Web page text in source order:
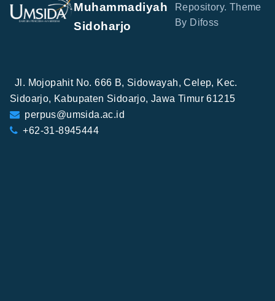
Muhammadiyah
Sidoharjo
Repository. Theme
By Difoss
Jl. Mojopahit No. 666 B, Sidowayah, Celep, Kec.
Sidoarjo, Kabupaten Sidoarjo, Jawa Timur 61215
perpus@umsida.ac.id
+62-31-8945444